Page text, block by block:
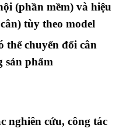
(phần mềm) và hiệu
tùy theo model
thể chuyển đổi cân
sản phẩm
nghiên cứu, công tác